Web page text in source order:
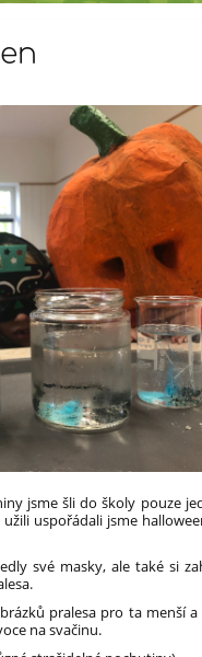
jsme šli do školy pouze
uspořádali jsme
své masky, ale také si
pralesa pro ta menší a
na svačinu.